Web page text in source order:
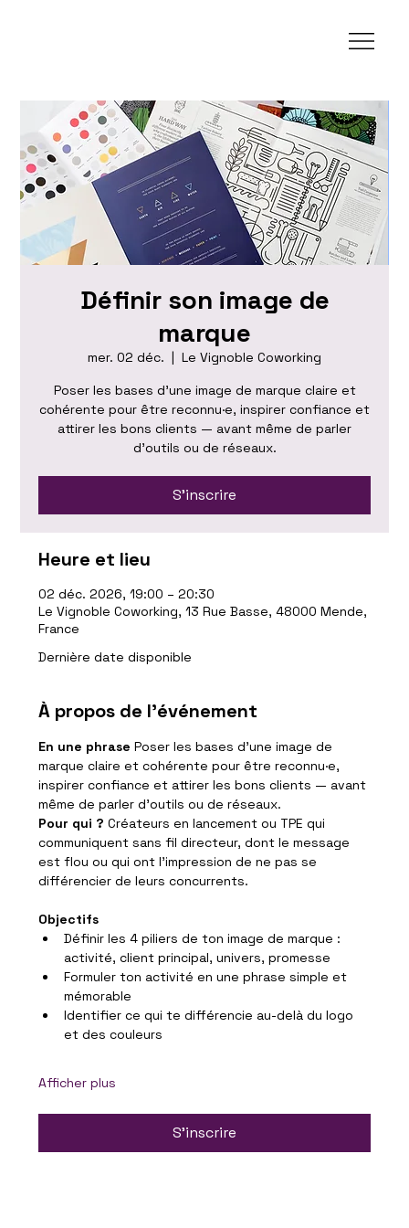
Définir son image de
marque
mer. 02 déc.
  |
Le Vignoble Coworking
Poser les bases d'une image de marque claire et
cohérente pour être reconnu·e, inspirer confiance et
attirer les bons clients — avant même de parler
d'outils ou de réseaux.
S'inscrire
Heure et lieu
02 déc. 2026, 19:00 – 20:30
Le Vignoble Coworking, 13 Rue Basse, 48000 Mende,
France
Dernière date disponible
À propos de l'événement
En une phrase Poser les bases d'une image de
marque claire et cohérente pour être reconnu·e,
inspirer confiance et attirer les bons clients — avant
même de parler d'outils ou de réseaux.
Pour qui ? Créateurs en lancement ou TPE qui
communiquent sans fil directeur, dont le message
est flou ou qui ont l'impression de ne pas se
différencier de leurs concurrents.
Objectifs
Définir les 4 piliers de ton image de marque :
activité, client principal, univers, promesse
Formuler ton activité en une phrase simple et
mémorable
Identifier ce qui te différencie au-delà du logo
et des couleurs
Afficher plus
S'inscrire